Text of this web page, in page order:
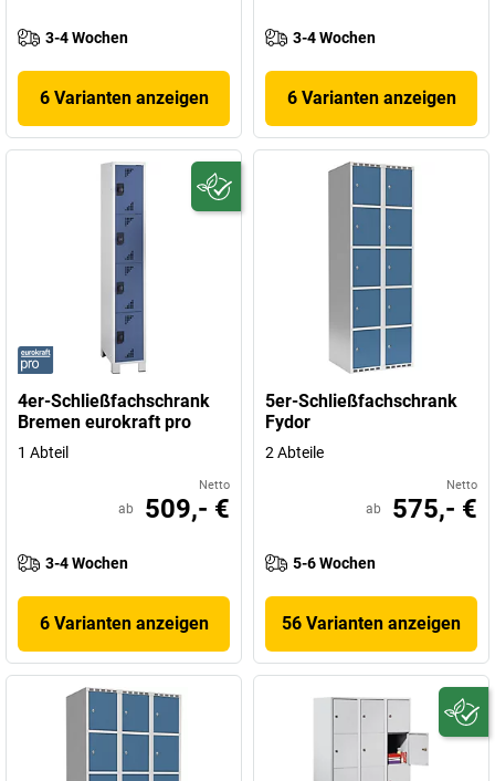
3-4 Wochen
6 Varianten anzeigen
3-4 Wochen
6 Varianten anzeigen
4er-Schließfachschrank
Bremen eurokraft pro
1 Abteil
Netto
ab 509,- €
3-4 Wochen
6 Varianten anzeigen
5er-Schließfachschrank
Fydor
2 Abteile
Netto
ab 575,- €
5-6 Wochen
56 Varianten anzeigen